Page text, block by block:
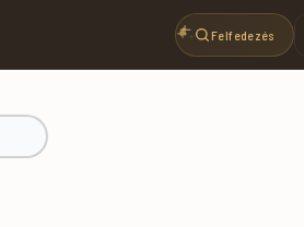
Felfedezés